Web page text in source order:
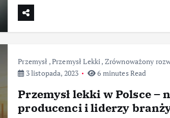
Przemysł ,Przemysł Lekki, Zrównoważony
3 listopada, 2023
6 minutes Read
Przemysł lekki w Polsce –
producenci i liderzy